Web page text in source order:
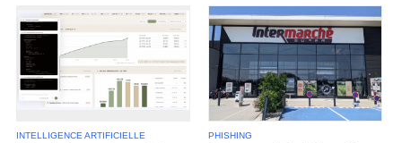
INTELLIGENCE ARTIFICIELLE PHISHING